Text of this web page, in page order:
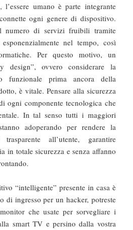
umano è parte integrante
ogni genere di dispositivo.
numero di servizi fruibili tramite
nel tempo, così
Per questo motivo, un
design”, ovvero considerare la
funzionale prima ancora della
è vitale. Pensare alla sicurezza
ogni componente tecnologica che
In tal senso tutti i maggiori
adoperando per rendere la
all’utente, garantire
in totale sicurezza e senza affanno
“intelligente” presente in casa è
di ingresso per un hacker, potreste
che usate per sorvegliare i
smart TV e persino dalla vostra